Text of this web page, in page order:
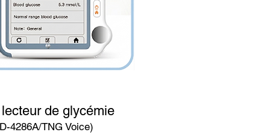
de glycémie
4286A/TNG Voice)